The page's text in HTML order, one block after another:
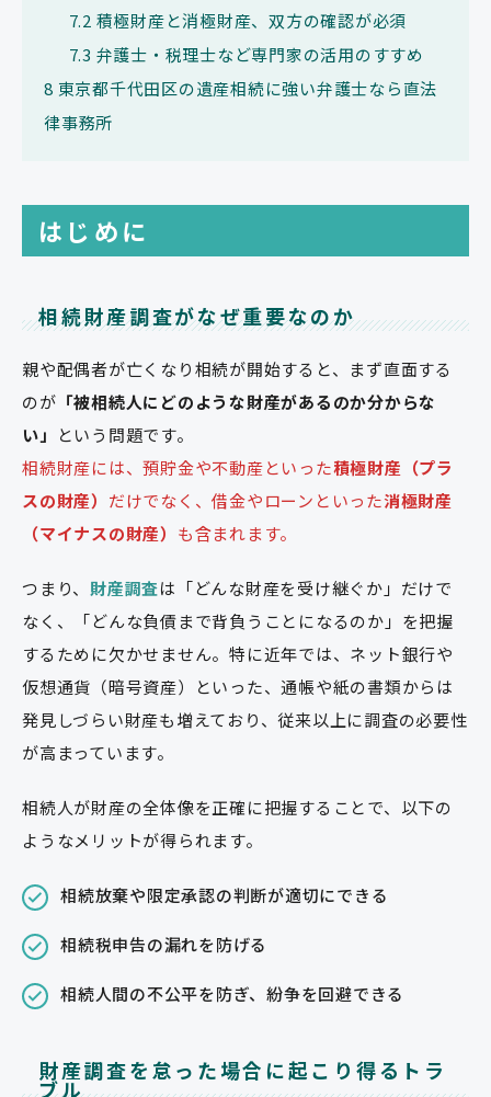
7.2 積極財産と消極財産、双方の確認が必須
7.3 弁護士・税理士など専門家の活用のすすめ
8 東京都千代田区の遺産相続に強い弁護士なら直法
律事務所
はじめに
相続財産調査がなぜ重要なのか
親や配偶者が亡くなり相続が開始すると、まず直面する
のが 「被相続人にどのような財産があるのか分からな
い」
という問題です。
相続財産には、預貯金や不動産といった積極財産（プラ
スの財産） だけでなく、借金やローンといった消極財産
（マイナスの財産） も含まれます。
つまり、 財産調査は「どんな財産を受け継ぐか」だけで
なく、「どんな負債まで背負うことになるのか」を把握
するために欠かせません。特に近年では、ネット銀行や
仮想通貨（暗号資産）といった、通帳や紙の書類からは
発見しづらい財産も増えており、従来以上に調査の必要性
が高まっています。
相続人が財産の全体像を正確に把握することで、以下の
ようなメリットが得られます。
相続放棄や限定承認の判断が適切にできる
相続税申告の漏れを防げる
相続人間の不公平を防ぎ、紛争を回避できる
財産調査を怠った場合に起こり得るトラ
ブル